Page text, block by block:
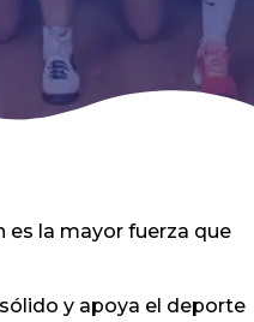
es la mayor fuerza que
y apoya el deporte